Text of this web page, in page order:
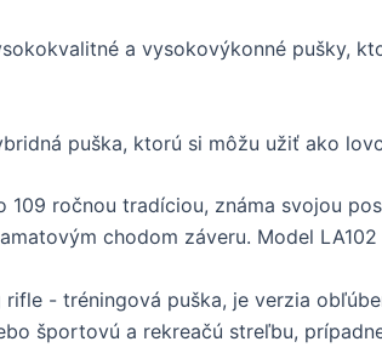
a vysokovýkonné pušky,
puška, ktorú si môžu užiť ako
109 ročnou tradíciou, známa svojou
chodom záveru. Model
rifle - tréningová puška, je verzia
športovú a rekreačú streľbu,